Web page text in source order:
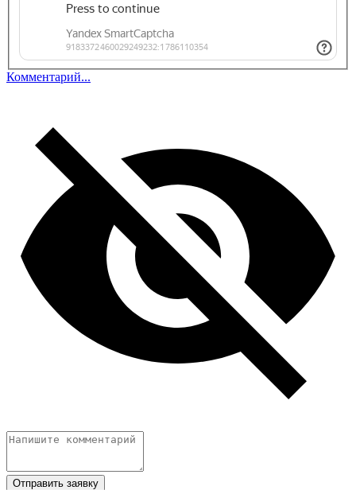
Комментарий...
Отправить заявку